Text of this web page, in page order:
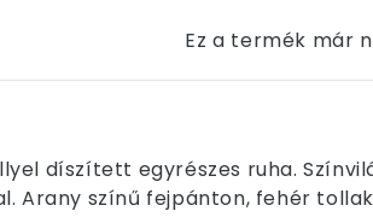
Ez a termék már
díszített egyrészes ruha.
Arany színű fejpánton, fehér